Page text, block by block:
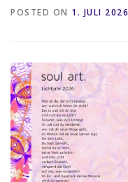
POSTED ON 1. JULI 2026